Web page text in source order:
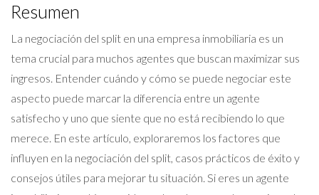
Resumen
La negociación del split en una empresa inmobiliaria es un
tema crucial para muchos agentes que buscan maximizar sus
ingresos. Entender cuándo y cómo se puede negociar este
aspecto puede marcar la diferencia entre un agente
satisfecho y uno que siente que no está recibiendo lo que
merece. En este artículo, exploraremos los factores que
influyen en la negociación del split, casos prácticos de éxito y
consejos útiles para mejorar tu situación. Si eres un agente